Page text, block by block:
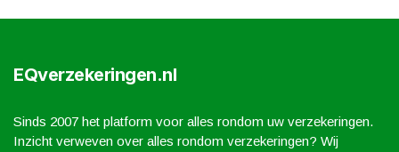
EQverzekeringen.nl
Sinds 2007 het platform voor alles rondom uw verzekeringen.
Inzicht verweven over alles rondom verzekeringen? Wij